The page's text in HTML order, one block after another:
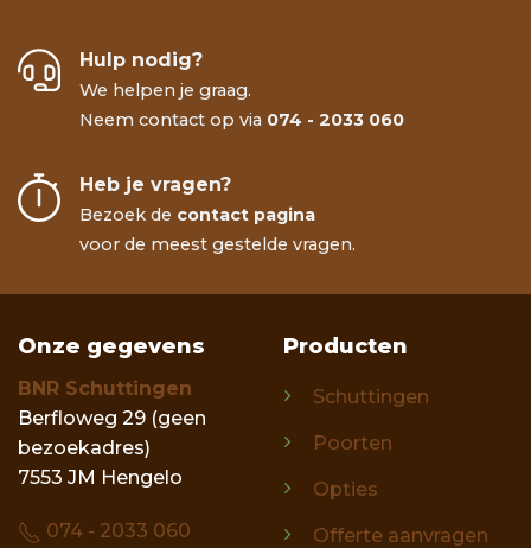
Hulp nodig?
We helpen je graag.
Neem contact op via 074 - 2033 060
Heb je vragen?
Bezoek de contact pagina
voor de meest gestelde vragen.
Onze gegevens
BNR Schuttingen
Berfloweg 29 (geen
bezoekadres)
7553 JM Hengelo
074 - 2033 060
Producten
Schuttingen
Poorten
Opties
Offerte aanvragen